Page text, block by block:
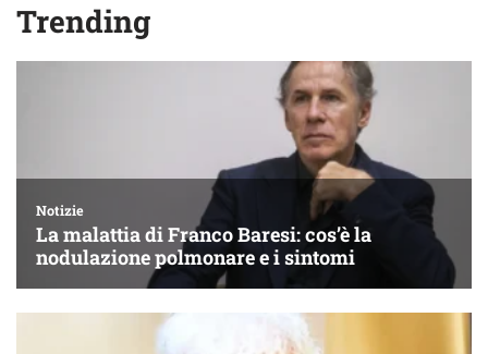
Trending